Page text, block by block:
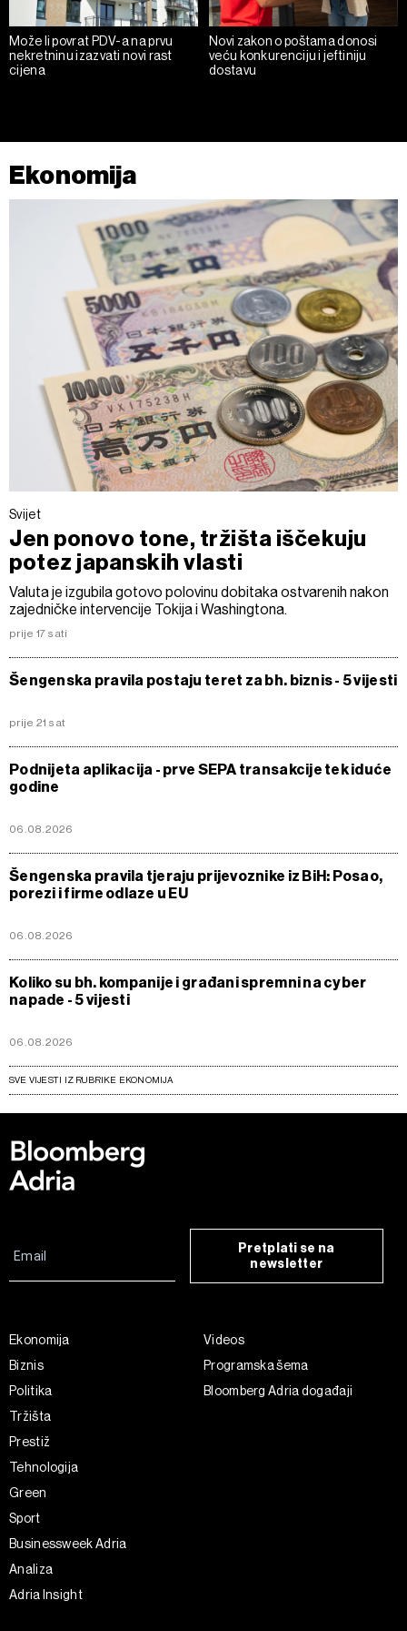
ažurirati klikom na „Prikaži detalje“. Privolu možete u bilo
kojem trenutku povući bez negativnih posljedica.
Može li povrat PDV-a na prvu
nekretninu izazvati novi rast
cijena
Novi zakon o poštama donosi
veću konkurenciju i jeftiniju
dostavu
Ekonomija
Svijet
Jen ponovo tone, tržišta iščekuju
potez japanskih vlasti
Valuta je izgubila gotovo polovinu dobitaka ostvarenih nakon
zajedničke intervencije Tokija i Washingtona.
prije 17 sati
Šengenska pravila postaju teret za bh. biznis - 5 vijesti
prije 21 sat
Podnijeta aplikacija - prve SEPA transakcije tek iduće
godine
06.08.2026
Šengenska pravila tjeraju prijevoznike iz BiH: Posao,
porezi i firme odlaze u EU
06.08.2026
Koliko su bh. kompanije i građani spremni na cyber
napade - 5 vijesti
06.08.2026
SVE VIJESTI IZ RUBRIKE EKONOMIJA
Pretplati se na
newsletter
Ekonomija
Biznis
Politika
Tržišta
Prestiž
Tehnologija
Green
Sport
Businessweek Adria
Analiza
Adria Insight
Videos
Programska šema
Bloomberg Adria događaji